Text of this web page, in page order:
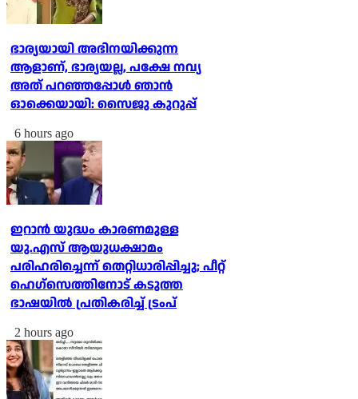
ഭാര്യയായി അഭിനയിക്കുന്ന
ആളാണ്, ഭാര്യയല്ല, പക്ഷേ നവ്യ
അത് പറഞ്ഞപ്പോള്‍ ഞാന്‍
ഓക്കെയായി: സൈജു കുറുപ്പ്
6 hours ago
ഇറാന്‍ യുദ്ധം കാരണമുള്ള
യു.എസ് ആയുധക്ഷാമം
പരിഹരിച്ചെന്ന് തെറ്റിധാരിപ്പിച്ചു; പീറ്റ്
ഹെഗ്‌സെത്തിനോട് കടുത്ത
ഭാഷയില്‍ പ്രതികരിച്ച് ട്രംപ്
2 hours ago